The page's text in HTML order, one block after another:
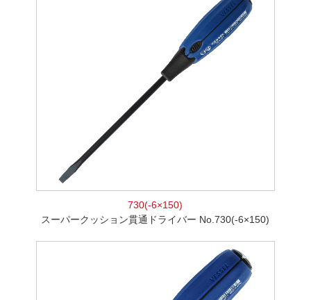
730(-6×150)
スーパークッション貫通ドライバー No.730(-6×150)